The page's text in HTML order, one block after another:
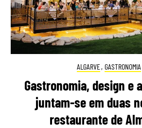
ALGARVE, GASTRONOMIA
Gastronomia, design e
juntam-se em duas
restaurante de